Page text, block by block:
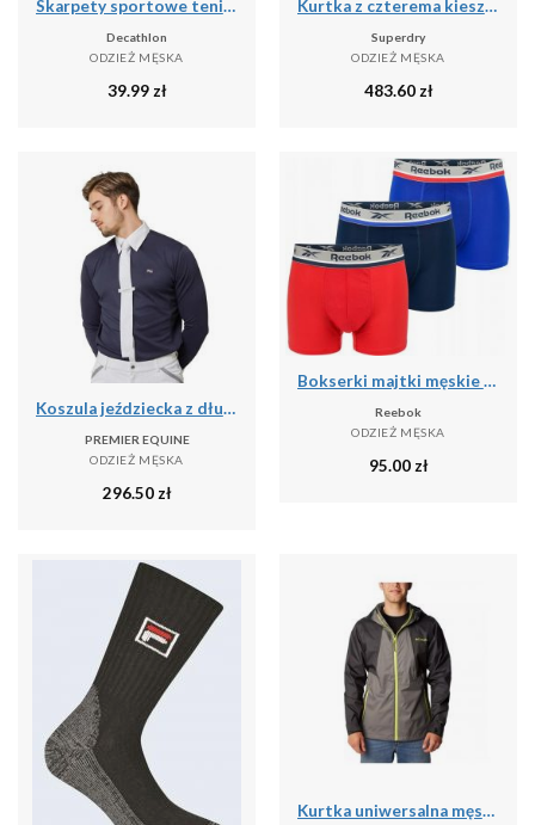
Skarpety sportowe tenis Artengo RS160 niskie 5 par
Decathlon
ODZIEŻ MĘSKA
39.99zł
Kurtka z czterema kieszeniami Superdry
Superdry
ODZIEŻ MĘSKA
483.60zł
Koszula jeździecka z długim rękawem Premier Equine Giulio
PREMIER EQUINE
ODZIEŻ MĘSKA
296.50zł
Bokserki majtki męskie 3 pary REEBOK SHORT SPORTS TRUNK ELIM
Reebok
ODZIEŻ MĘSKA
95.00zł
Kurtka uniwersalna męska Columbia Inner Limits Ii Jacket